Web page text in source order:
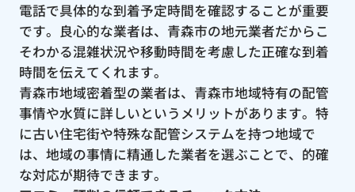
電話で具体的な到着予定時間を確認することが重要
です。良心的な業者は、青森市の地元業者だからこ
そわかる混雑状況や移動時間を考慮した正確な到着
時間を伝えてくれます。
青森市地域密着型の業者は、青森市地域特有の配管
事情や水質に詳しいというメリットがあります。特
に古い住宅街や特殊な配管システムを持つ地域で
は、地域の事情に精通した業者を選ぶことで、的確
な対応が期待できます。